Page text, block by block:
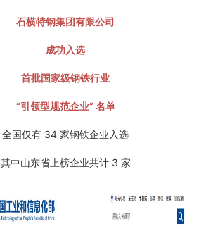
石横特钢集团有限公司
成功入选
首批国家级钢铁行业
“引领型规范企业” 名单
全国仅有 34 家钢铁企业入选
其中山东省上榜企业共计 3 家